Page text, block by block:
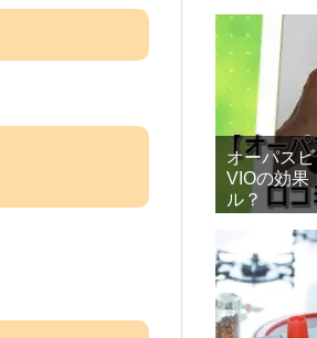
オーパス
VIOの効果
ル？